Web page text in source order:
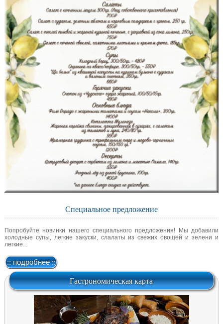
Специальное предложение
Попробуйте новинки нашего специального предложения! Мы добавили
холодные супы, легкие закуски, слалаты из свежих овощей и зелени и
легкие...
:: подробнее ::
Гастрономическая карта